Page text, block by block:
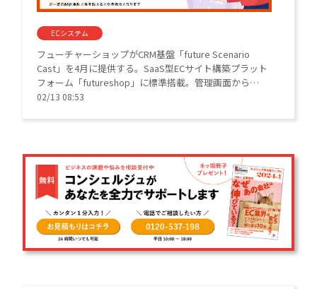
ECシステム
フューチャーショップがCRM基盤「future Scenario
Cast」を4月に提供する。SaaS型ECサイト構築プラット
フォーム「futureshop」に標準搭載。管理画面から
HTMLメールやステップ配信を操作でき、LINE連携も可
02/13 08:53